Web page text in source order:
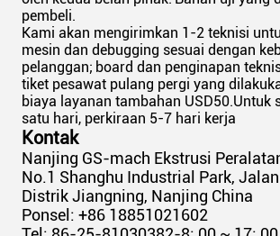
pembeli.
Kami akan mengirimkan 1-2 teknisi
mesin dan debugging sesuai dengan
pelanggan; board dan penginapan
tiket pesawat pulang pergi yang
biaya layanan tambahan USD50.Untuk
satu hari, perkiraan 5-7 hari kerja
Kontak
Nanjing GS-mach Ekstrusi
No.1 Shanghu Industrial Park,
Distrik Jiangning, Nanjing China
Ponsel: +86 18851021602